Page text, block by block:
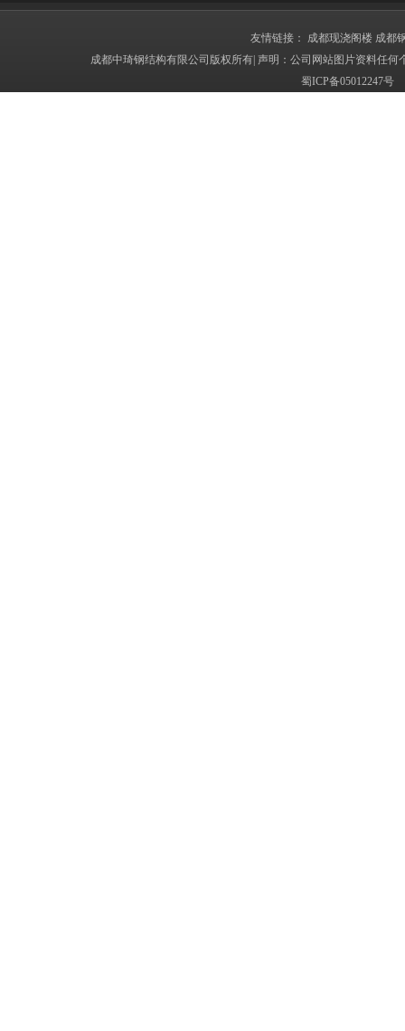
友情链接： 成都现浇阁楼 成都
成都中琦钢结构有限公司版权所有| 声明：公司网站图片资料任
蜀ICP备05012247号